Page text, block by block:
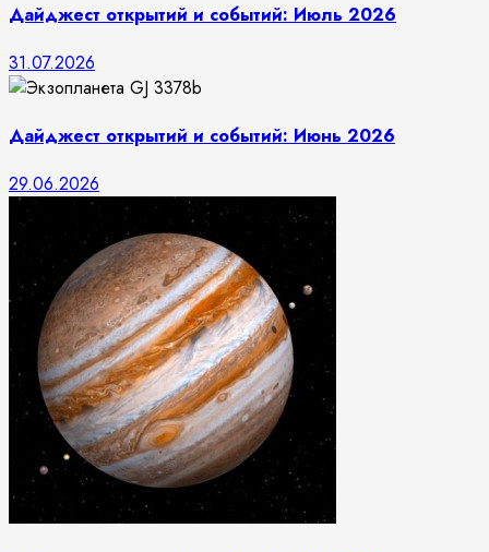
Дайджест открытий и событий: Июль 2026
31.07.2026
Дайджест открытий и событий: Июнь 2026
29.06.2026